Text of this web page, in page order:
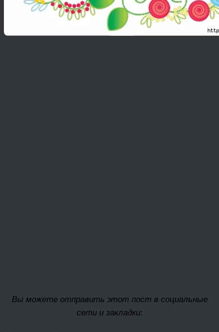
Вы можете отправить этот пост в социальные
сети и закладки: